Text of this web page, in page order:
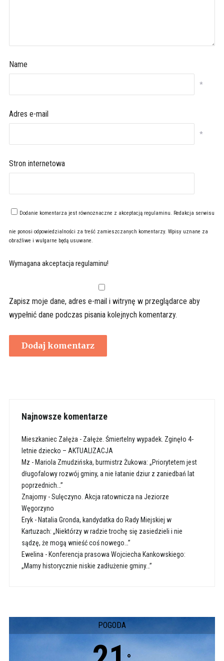
Name
*
Adres e-mail
*
Stron internetowa
Dodanie komentarza jest równoznaczne z akceptacją regulaminu. Redakcja serwisu
nie ponosi odpowiedzialności za treść zamieszczanych komentarzy. Wpisy uznane za
obraźliwe i wulgarne będą usuwane.
Wymagana akceptacja regulaminu!
Zapisz moje dane, adres e-mail i witrynę w przeglądarce aby
wypełnić dane podczas pisania kolejnych komentarzy.
Najnowsze komentarze
Mieszkaniec Załęża - Załęże. Śmiertelny wypadek. Zginęło 4-
letnie dziecko – AKTUALIZACJA
Mz - Mariola Zmudzińska, burmistrz Żukowa: „Priorytetem jest
długofalowy rozwój gminy, a nie łatanie dziur z zaniedbań lat
poprzednich…”
Znajomy-Sulęczyno. Akcja ratownicza na Jeziorze
Węgorzyno
Eryk- Natalia Gronda, kandydatka do Rady Miejskiej w
Kartuzach: „Niektórzy w radzie trochę się zasiedzieli i nie
sądzę, że mogą wnieść coś nowego…”
Ewelina - Konferencja prasowa Wojciecha Kankowskiego:
„Mamy historycznie niskie zadłużenie gminy…”
POGODA